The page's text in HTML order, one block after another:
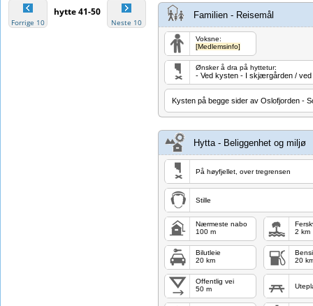
Forrige 10
hytte 41-50
Neste 10
Familien - Reisemål
Voksne:
[Medlemsinfo]
Ønsker å dra på hyttetur:
- Ved kysten - I skjærgården / ved
Kysten på begge sider av Oslofjorden -
Hytta - Beliggenhet og miljø
På høyfjellet, over tregrensen
Stille
Nærmeste nabo
100 m
2 km
Bilutleie
20 km
20
Offentlig vei
50 m